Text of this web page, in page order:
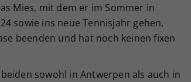
Mies, mit dem er im Sommer in
sowie ins neue Tennisjahr gehen,
beenden und hat noch keinen fixen
sowohl in Antwerpen als auch in